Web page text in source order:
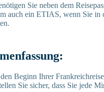
Sie neben dem
auch ein ETIAS, wenn Sie in
Beginn Ihrer
Sie sicher, dass Sie jede